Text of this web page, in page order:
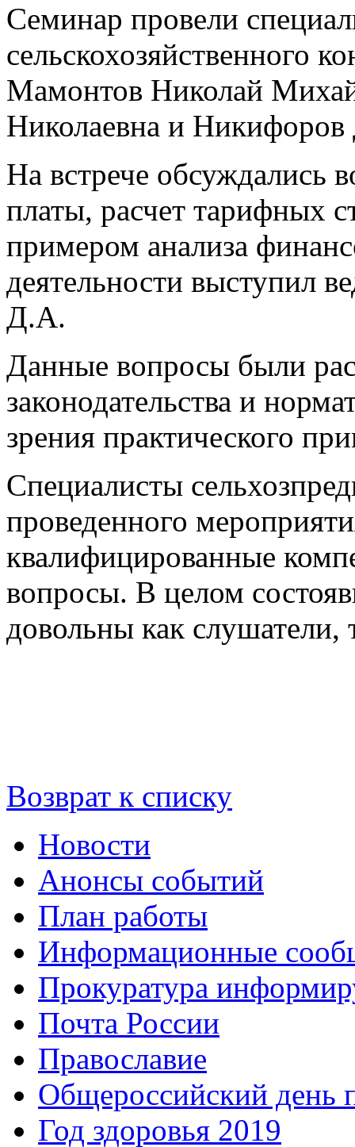
Семинар провели
сельскохозяйственного
Мамонтов Николай
Николаевна и
На встрече обсуждались
платы, расчет тарифных
примером анализа
деятельности выступил
Д.А.
Данные вопросы были
законодательства и
зрения практического
Специалисты
проведенного
квалифицированные
вопросы. В целом
довольны как слушатели,
Возврат к списку
Новости
Анонсы событий
План работы
Информационные
Прокуратура
Почта России
Православие
Общероссийский день
Год здоровья 2019